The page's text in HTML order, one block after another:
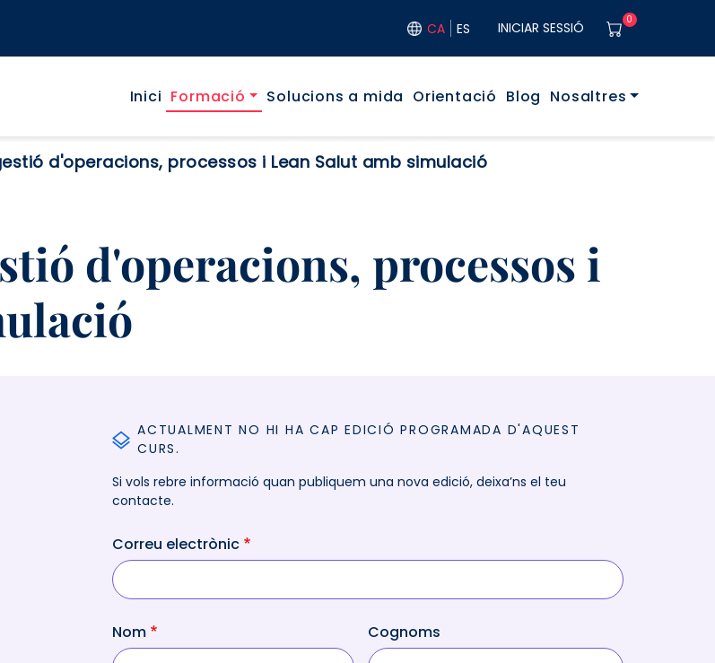
CA ES User
INICIAR SESSIÓ 0
Navegació principal
Inici Formació Solucions a mida Orientació Blog Nosaltres
d'operacions, processos i Lean Salut amb simulació
d'operacions, processos i
ACTUALMENT NO HI HA CAP EDICIÓ PROGRAMADA D'AQUEST
CURS.
Si vols rebre informació quan publiquem una nova edició, deixa’ns el teu
contacte.
Correu electrònic
Nom Cognoms